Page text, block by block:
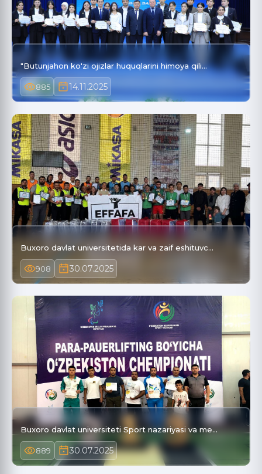
"Butunjahon ko'zi ojizlar huquqlarini himoya qili…
885 14.11.2025
Buxoro davlat universitetida kar va zaif eshituvc…
908 30.07.2025
Buxoro davlat universiteti Sport nazariyasi va me…
889 30.07.2025